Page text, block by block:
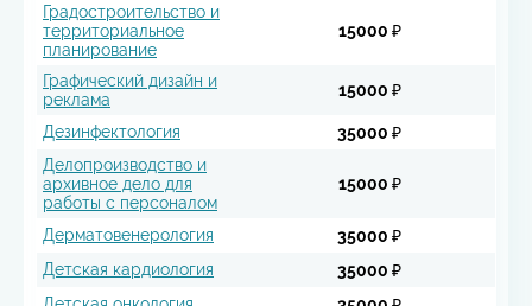
Градостроительство и
территориальное
планирование
15000 ₽
Графический дизайн и
реклама
15000 ₽
Дезинфектология
35000 ₽
Делопроизводство и
архивное дело для
работы с персоналом
15000 ₽
Дерматовенерология
35000 ₽
Детская кардиология
35000 ₽